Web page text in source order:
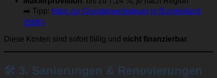
➡️ Tipp: Infos zur Grunderwerbsteuer je Bundesland
(BMF)
Diese Kosten sind sofort fällig und nicht finanzierbar.
🛠️ 3. Sanierungen & Renovierungen